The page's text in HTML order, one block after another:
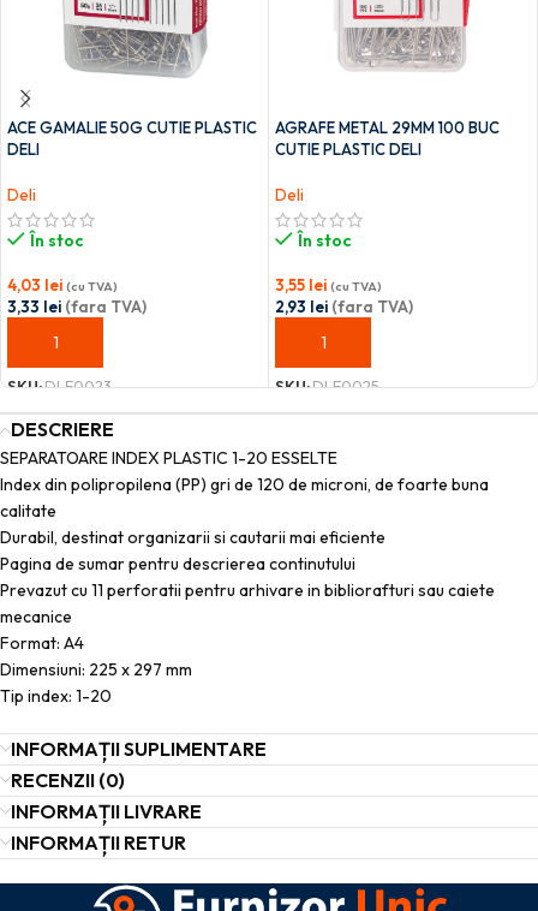
ACE GAMALIE 50G CUTIE PLASTIC
DELI
Deli
În stoc
4,03 lei (cu TVA)
3,33 lei (fara TVA)
ADAUGĂ ÎN COȘ
SKU:DLE0023
AGRAFE METAL 29MM 100 BUC
CUTIE PLASTIC DELI
Deli
În stoc
3,55 lei (cu TVA)
2,93 lei (fara TVA)
ADAUGĂ ÎN COȘ
SKU:DLE0025
DESCRIERE
SEPARATOARE INDEX PLASTIC 1-20 ESSELTE
Index din polipropilena (PP) gri de 120 de microni, de foarte buna
calitate
Durabil, destinat organizarii si cautarii mai eficiente
Pagina de sumar pentru descrierea continutului
Prevazut cu 11 perforatii pentru arhivare in bibliorafturi sau caiete
mecanice
Format: A4
Dimensiuni: 225 x 297 mm
Tip index: 1-20
INFORMAȚII SUPLIMENTARE
RECENZII (0)
INFORMAȚII LIVRARE
INFORMAȚII RETUR